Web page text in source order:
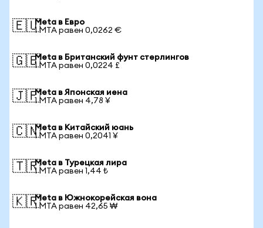
🇪🇺Meta в Евро
1 MTA равен 0,0262 €
🇬🇧Meta в Британский фунт стерлингов
1 MTA равен 0,0224 £
🇯🇵Meta в Японская иена
1 MTA равен 4,78 ¥
🇨🇳Meta в Китайский юань
1 MTA равен 0,2041 ¥
🇹🇷Meta в Турецкая лира
1 MTA равен 1,44 ₺
🇰🇷Meta в Южнокорейская вона
1 MTA равен 42,65 ₩